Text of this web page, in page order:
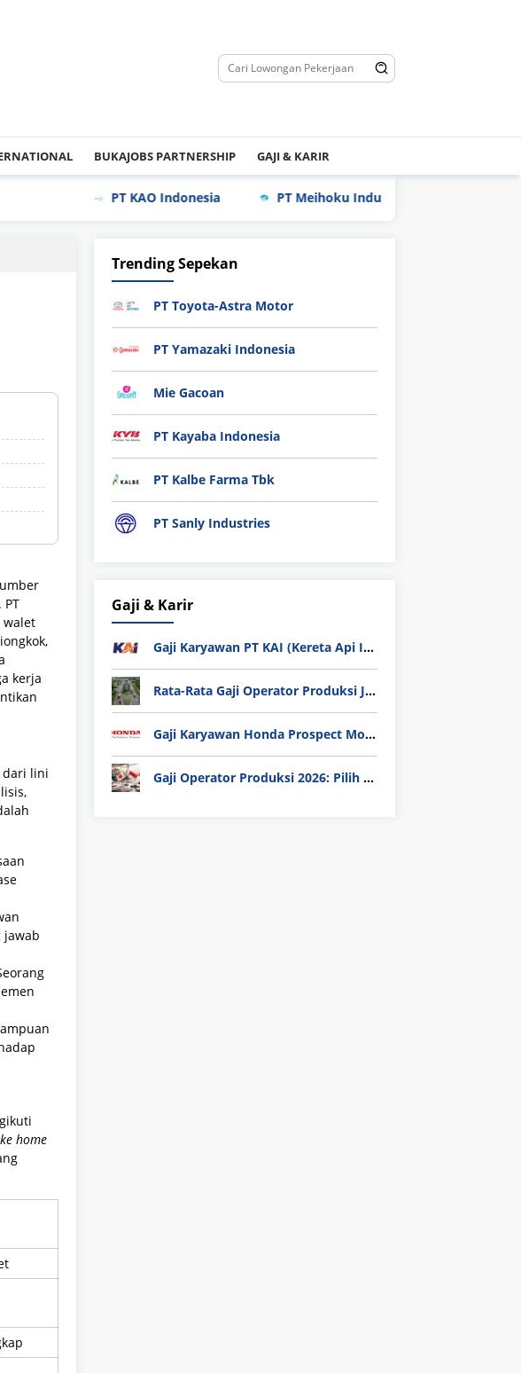
BUKAJOBS PARTNERSHIP GAJI & KARIR
PT KAO Indonesia PT Meihoku Industry Indonesia
walet
kerja
dari lini
jawab
home
Trending Sepekan
PT Toyota-Astra Motor
PT Yamazaki Indonesia
Mie Gacoan
PT Kayaba Indonesia
PT Kalbe Farma Tbk
PT Sanly Industries
Gaji & Karir
Gaji Karyawan PT KAI (Kereta Api Indonesia) Update 2025
Rata-Rata Gaji Operator Produksi Jabodetabek 2025: Bedah Tuntas UMK, Lemburan, dan Realita Hidup Buruh
Gaji Karyawan Honda Prospect Motor Semua Divisi
Gaji Operator Produksi 2026: Pilih PT Astra Honda Motor (AHM) atau Manufaktur di Jepang?